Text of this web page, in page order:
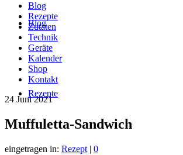
Blog
Rezepte
Blog
Rezepte
Zutaten
Technik
Geräte
Kalender
Shop
Kontakt
24 Juni 2021
Muffuletta-Sandwich
eingetragen in: Rezept | 0